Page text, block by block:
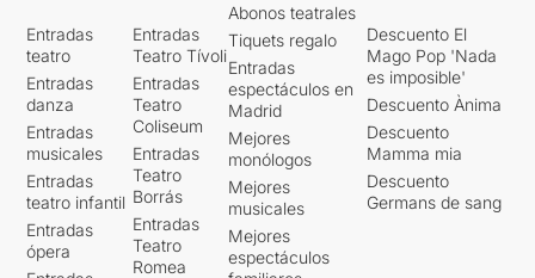
Entradas
teatro
Entradas
danza
Entradas
musicales
Entradas
teatro infantil
Entradas
ópera
Entradas
Teatro Tívoli
Entradas
Teatro
Coliseum
Entradas
Teatro
Borrás
Entradas
Teatro
Romea
Abonos teatrales
Tiquets regalo
Entradas
espectáculos en
Madrid
Mejores
monólogos
Mejores
musicales
Mejores
espectáculos
Descuento El
Mago Pop 'Nada
es imposible'
Descuento Ànima
Descuento
Mamma mia
Descuento
Germans de sang